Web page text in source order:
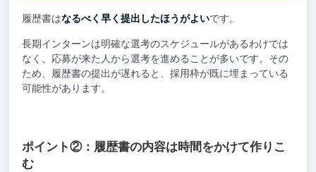
履歴書はなるべく早く提出したほうがよいです。
長期インターンは明確な選考のスケジュールがあるわけでは
なく、応募が来た人から選考を進めることが多いです。その
ため、履歴書の提出が遅れると、採用枠が既に埋まっている
可能性があります。
ポイント②：履歴書の内容は時間をかけて作りこ
む